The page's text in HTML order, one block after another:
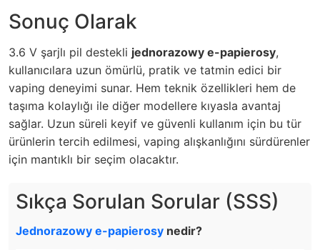
Sonuç Olarak
3.6 V şarjlı pil destekli jednorazowy e-papierosy,
kullanıcılara uzun ömürlü, pratik ve tatmin edici bir
vaping deneyimi sunar. Hem teknik özellikleri hem de
taşıma kolaylığı ile diğer modellere kıyasla avantaj
sağlar. Uzun süreli keyif ve güvenli kullanım için bu tür
ürünlerin tercih edilmesi, vaping alışkanlığını sürdürenler
için mantıklı bir seçim olacaktır.
Sıkça Sorulan Sorular (SSS)
Jednorazowy e-papierosy nedir?